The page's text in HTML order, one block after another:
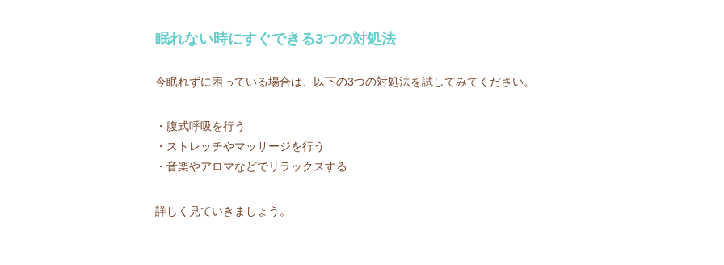
眠れない時にすぐできる3つの対処法
今眠れずに困っている場合は、以下の3つの対処法を試してみてください。
・腹式呼吸を行う
・ストレッチやマッサージを行う
・音楽やアロマなどでリラックスする
詳しく見ていきましょう。